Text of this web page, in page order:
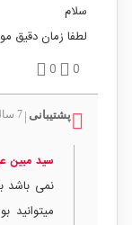
سلام
لطفا زمان دقیق
0
0
پشتیبانی 7 سال پیش
سید مبین
نمی باشد
میتوانید